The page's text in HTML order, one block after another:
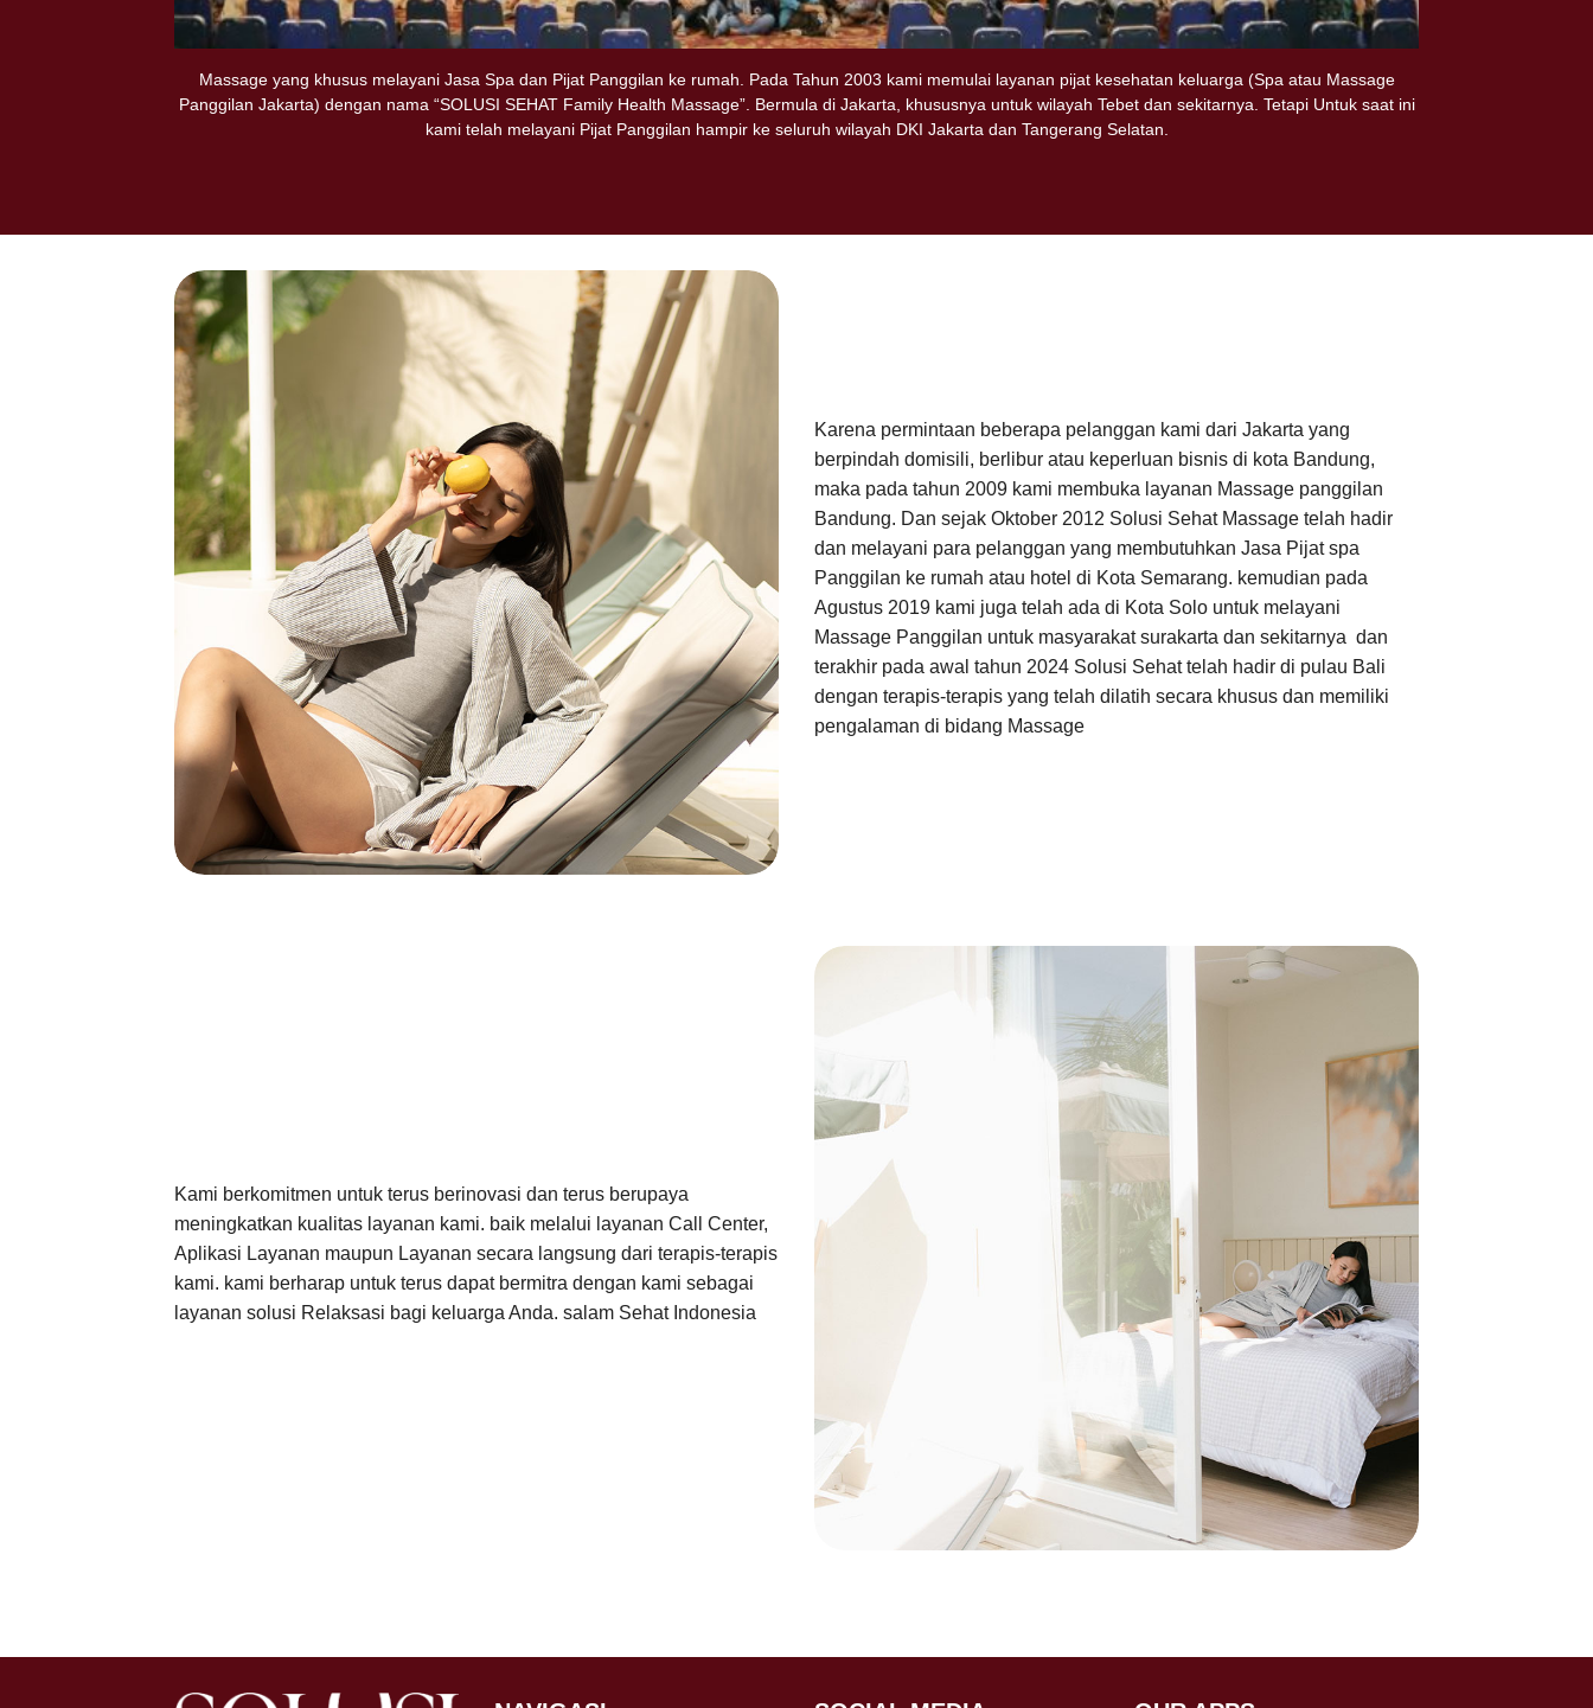
Massage yang khusus melayani Jasa Spa dan Pijat Panggilan ke rumah. Pada Tahun 2003 kami memulai layanan pijat kesehatan keluarga (Spa atau Massage
Panggilan Jakarta) dengan nama “SOLUSI SEHAT Family Health Massage”. Bermula di Jakarta, khususnya untuk wilayah Tebet dan sekitarnya. Tetapi Untuk saat ini
kami telah melayani Pijat Panggilan hampir ke seluruh wilayah DKI Jakarta dan Tangerang Selatan.
Karena permintaan beberapa pelanggan kami dari Jakarta yang
berpindah domisili, berlibur atau keperluan bisnis di kota Bandung,
maka pada tahun 2009 kami membuka layanan Massage panggilan
Bandung. Dan sejak Oktober 2012 Solusi Sehat Massage telah hadir
dan melayani para pelanggan yang membutuhkan Jasa Pijat spa
Panggilan ke rumah atau hotel di Kota Semarang. kemudian pada
Agustus 2019 kami juga telah ada di Kota Solo untuk melayani
Massage Panggilan untuk masyarakat surakarta dan sekitarnya dan
terakhir pada awal tahun 2024 Solusi Sehat telah hadir di pulau Bali
dengan terapis-terapis yang telah dilatih secara khusus dan memiliki
pengalaman di bidang Massage
Kami berkomitmen untuk terus berinovasi dan terus berupaya
meningkatkan kualitas layanan kami. baik melalui layanan Call Center,
Aplikasi Layanan maupun Layanan secara langsung dari terapis-terapis
kami. kami berharap untuk terus dapat bermitra dengan kami sebagai
layanan solusi Relaksasi bagi keluarga Anda. salam Sehat Indonesia